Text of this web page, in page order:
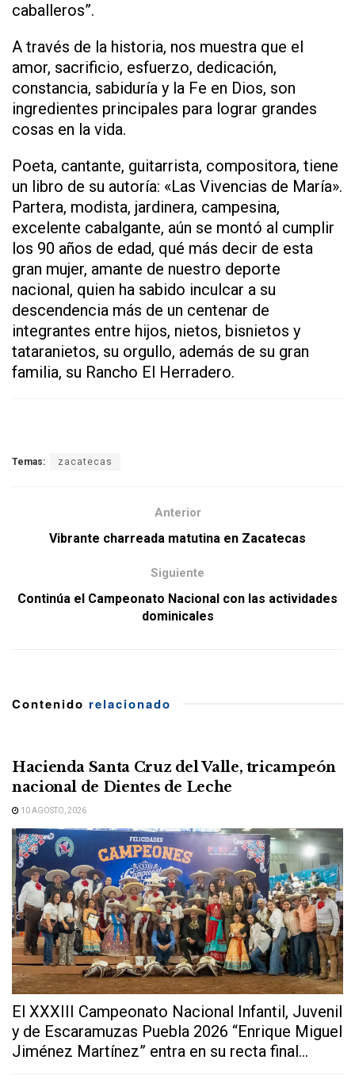
caballeros”.
A través de la historia, nos muestra que el
amor, sacrificio, esfuerzo, dedicación,
constancia, sabiduría y la Fe en Dios, son
ingredientes principales para lograr grandes
cosas en la vida.
Poeta, cantante, guitarrista, compositora, tiene
un libro de su autoría: «Las Vivencias de María».
Partera, modista, jardinera, campesina,
excelente cabalgante, aún se montó al cumplir
los 90 años de edad, qué más decir de esta
gran mujer, amante de nuestro deporte
nacional, quien ha sabido inculcar a su
descendencia más de un centenar de
integrantes entre hijos, nietos, bisnietos y
tataranietos, su orgullo, además de su gran
familia, su Rancho El Herradero.
Temas: zacatecas
Anterior
Vibrante charreada matutina en Zacatecas
Siguiente
Continúa el Campeonato Nacional con las actividades
dominicales
Contenido relacionado
Hacienda Santa Cruz del Valle, tricampeón
nacional de Dientes de Leche
10 AGOSTO, 2026
El XXXIII Campeonato Nacional Infantil, Juvenil
y de Escaramuzas Puebla 2026 “Enrique Miguel
Jiménez Martínez” entra en su recta final...